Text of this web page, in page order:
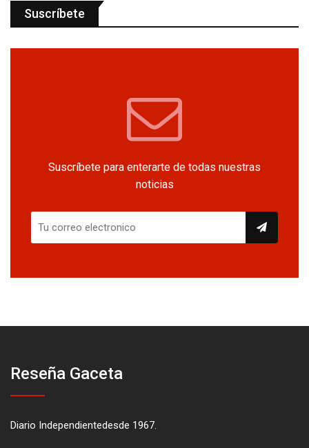
Suscríbete
Suscríbete para enterarte de todas nuestras
noticias
Reseña Gaceta
Diario Independientedesde 1967.